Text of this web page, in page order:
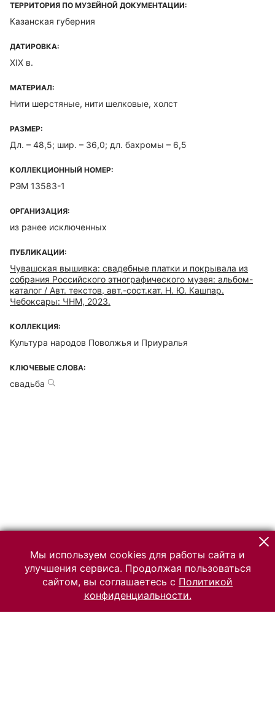
ТЕРРИТОРИЯ ПО МУЗЕЙНОЙ ДОКУМЕНТАЦИИ:
Казанская губерния
ДАТИРОВКА:
XIX в.
МАТЕРИАЛ:
Нити шерстяные, нити шелковые, холст
РАЗМЕР:
Дл. – 48,5; шир. – 36,0; дл. бахромы – 6,5
КОЛЛЕКЦИОННЫЙ НОМЕР:
РЭМ 13583-1
ОРГАНИЗАЦИЯ:
из ранее исключенных
ПУБЛИКАЦИИ:
Чувашская вышивка: свадебные платки и покрывала из
собрания Российского этнографического музея: альбом-
каталог / Авт. текстов, авт.-сост.кат. Н. Ю. Кашпар.
Чебоксары: ЧНМ, 2023.
КОЛЛЕКЦИЯ:
Культура народов Поволжья и Приуралья
КЛЮЧЕВЫЕ СЛОВА:
свадьба
Мы используем cookies для работы сайта и
улучшения сервиса. Продолжая пользоваться
сайтом, вы соглашаетесь с Политикой
конфиденциальности.